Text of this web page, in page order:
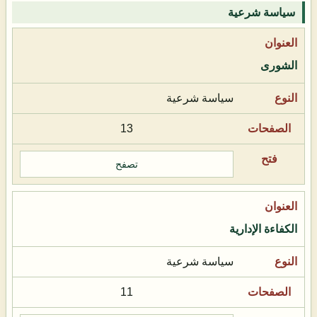
سياسة شرعية
الشورى
سياسة شرعية
13
تصفح
الكفاءة الإدارية
سياسة شرعية
11